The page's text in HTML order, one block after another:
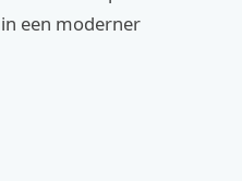
een moderner